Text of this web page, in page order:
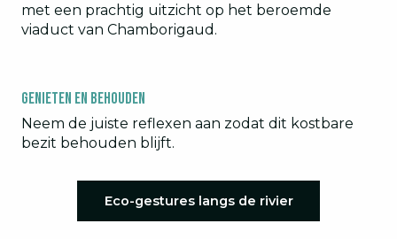
met een prachtig uitzicht op het beroemde
viaduct van Chamborigaud.
Genieten en behouden
Neem de juiste reflexen aan zodat dit kostbare
bezit behouden blijft.
Eco-gestures langs de rivier